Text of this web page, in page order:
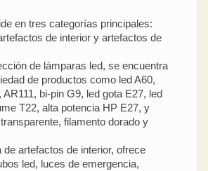
en tres categorías principales:
de interior y artefactos de
de lámparas led, se encuentra
de productos como led A60,
bi-pin G9, led gota E27, led
T22, alta potencia HP E27, y
filamento dorado y
de artefactos de interior, ofrece
led, luces de emergencia,